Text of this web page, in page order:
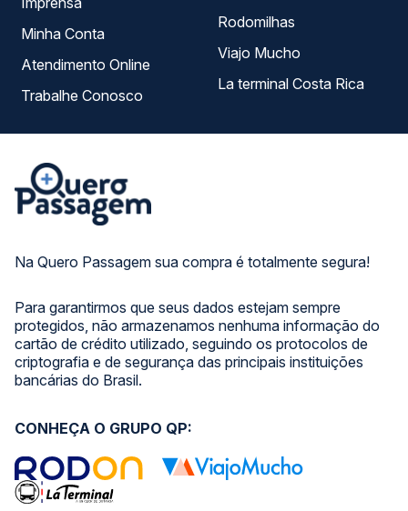
Na Quero Passagem sua compra é totalmente segura!
Para garantirmos que seus dados estejam sempre
protegidos, não armazenamos nenhuma informação do
cartão de crédito utilizado, seguindo os protocolos de
criptografia e de segurança das principais instituições
bancárias do Brasil.
Minha Conta
Atendimento Online
Trabalhe Conosco
Rodomilhas
Viajo Mucho
La terminal Costa Rica
CONHEÇA O GRUPO QP: